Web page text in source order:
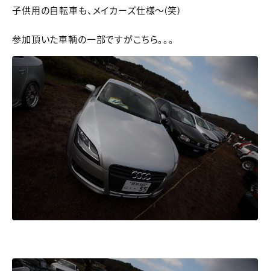
子供用の自転車も、メイカーズ仕様～(笑)
参加頂いた車輌の一部ですがこちら。。。